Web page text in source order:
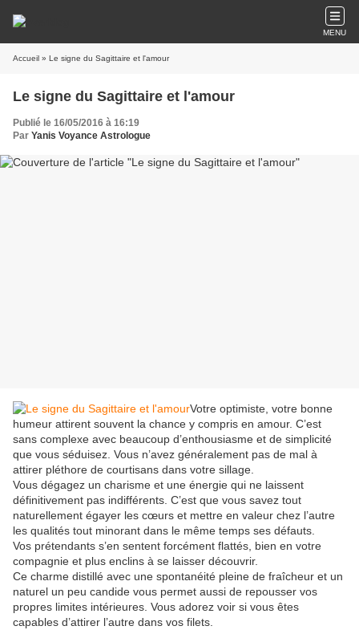
MENU
Accueil » Le signe du Sagittaire et l'amour
Le signe du Sagittaire et l'amour
Publié le 16/05/2016 à 16:19
Par Yanis Voyance Astrologue
Votre optimiste, votre bonne
humeur attirent souvent la chance y compris en amour. C’est
sans complexe avec beaucoup d’enthousiasme et de simplicité
que vous séduisez. Vous n’avez généralement pas de mal à
attirer pléthore de courtisans dans votre sillage.
Vous dégagez un charisme et une énergie qui ne laissent
définitivement pas indifférents. C’est que vous savez tout
naturellement égayer les cœurs et mettre en valeur chez l’autre
les qualités tout minorant dans le même temps ses défauts.
Vos prétendants s’en sentent forcément flattés, bien en votre
compagnie et plus enclins à se laisser découvrir.
Ce charme distillé avec une spontanéité pleine de fraîcheur et un
naturel un peu candide vous permet aussi de repousser vos
propres limites intérieures. Vous adorez voir si vous êtes
capables d’attirer l’autre dans vos filets.